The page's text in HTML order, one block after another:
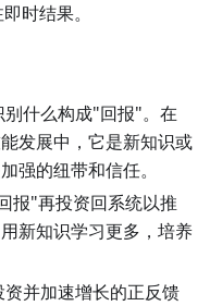
时结果。
什么构成"回报"。在
发展中，它是新知识或
强的纽带和信任。
报"再投资回系统以推
新知识学习更多，培养
并加速增长的正反馈